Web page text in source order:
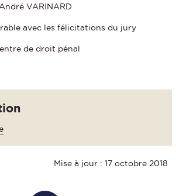
VARINARD
avec les félicitations du jury
de droit pénal
Mise à jour : 17 octobre 2018